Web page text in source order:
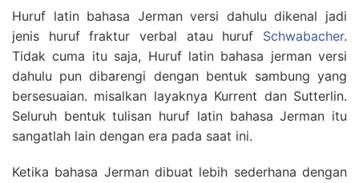
Huruf latin bahasa Jerman versi dahulu dikenal jadi
jenis huruf fraktur verbal atau huruf Schwabacher.
Tidak cuma itu saja, Huruf latin bahasa jerman versi
dahulu pun dibarengi dengan bentuk sambung yang
bersesuaian. misalkan layaknya Kurrent dan Sutterlin.
Seluruh bentuk tulisan huruf latin bahasa Jerman itu
sangatlah lain dengan era pada saat ini.
Ketika bahasa Jerman dibuat lebih sederhana dengan